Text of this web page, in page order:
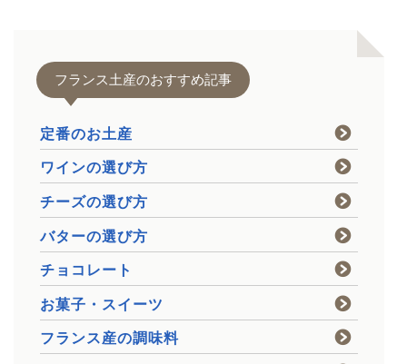
フランス土産のおすすめ記事
定番のお土産
ワインの選び方
チーズの選び方
バターの選び方
チョコレート
お菓子・スイーツ
フランス産の調味料
【最新版】パリ治安情報
当サイト限定クーポン